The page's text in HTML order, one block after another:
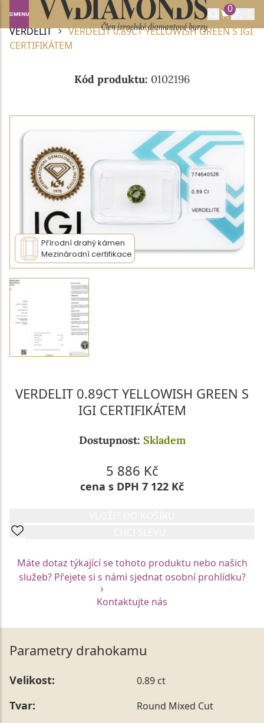
0
Domů
DRAHOKAMY A POLODRAHOKAMY
VERDELIT
VERDELIT 0.89CT YELLOWISH GREEN S IGI
CERTIFIKÁTEM
Kód produktu: 0102196
Přírodní drahý kámen
Mezinárodní certifikace
VERDELIT 0.89CT YELLOWISH GREEN S
IGI CERTIFIKÁTEM
Dostupnost: Skladem
5 886 Kč
cena s DPH 7 122 Kč
Máte dotaz týkající se tohoto produktu nebo našich
služeb? Přejete si s námi sjednat osobní prohlídku?
Kontaktujte nás
Parametry drahokamu
Velikost: 0.89 ct
Tvar: Round Mixed Cut